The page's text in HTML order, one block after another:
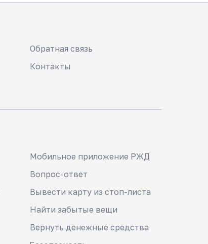
Обратная связь
Контакты
Мобильное приложение РЖД
Вопрос-ответ
Вывести карту из стоп-листа
Найти забытые вещи
Вернуть денежные средства